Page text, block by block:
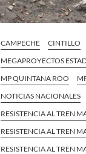
CAMPECHE CINTILLO
MEGAPROYECTOS
MP QUINTANA ROO
NOTICIAS NACIONALES
RESISTENCIA AL TREN
RESISTENCIA AL TREN
RESISTENCIA AL TREN